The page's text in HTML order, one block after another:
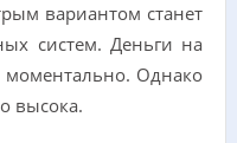
вариантом станет
систем. Деньги на
моментально. Однако
высока.